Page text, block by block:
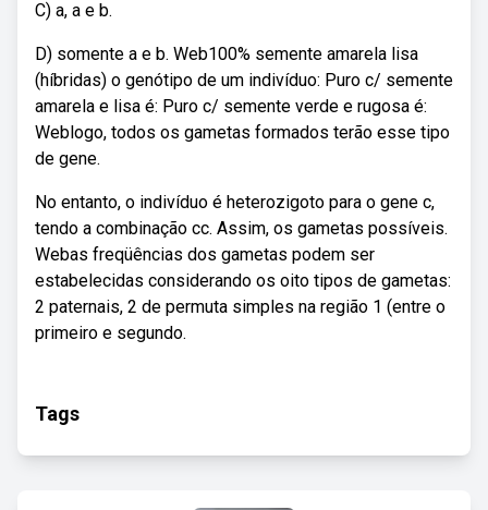
C) a, a e b.
D) somente a e b. Web100% semente amarela lisa
(híbridas) o genótipo de um indivíduo: Puro c/ semente
amarela e lisa é: Puro c/ semente verde e rugosa é:
Weblogo, todos os gametas formados terão esse tipo
de gene.
No entanto, o indivíduo é heterozigoto para o gene c,
tendo a combinação cc. Assim, os gametas possíveis.
Webas freqüências dos gametas podem ser
estabelecidas considerando os oito tipos de gametas:
2 paternais, 2 de permuta simples na região 1 (entre o
primeiro e segundo.
Tags